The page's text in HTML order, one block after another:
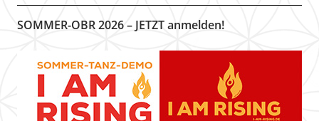
SOMMER-OBR 2026 – JETZT anmelden!